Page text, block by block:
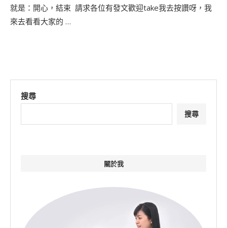
就是：開心，結束 ​ 請求各位有發文歡迎take我去按讚呀，我
來去看看大家的 …
搜尋
搜尋
關於我